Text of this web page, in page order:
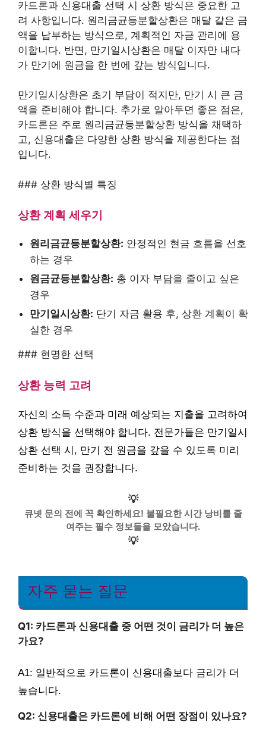
카드론과 신용대출 선택 시 상환 방식은 중요한 고
려 사항입니다. 원리금균등분할상환은 매달 같은 금
액을 납부하는 방식으로, 계획적인 자금 관리에 용
이합니다. 반면, 만기일시상환은 매달 이자만 내다
가 만기에 원금을 한 번에 갚는 방식입니다.
만기일시상환은 초기 부담이 적지만, 만기 시 큰 금
액을 준비해야 합니다. 추가로 알아두면 좋은 점은,
카드론은 주로 원리금균등분할상환 방식을 채택하
고, 신용대출은 다양한 상환 방식을 제공한다는 점
입니다.
### 상환 방식별 특징
상환 계획 세우기
원리금균등분할상환: 안정적인 현금 흐름을 선호
하는 경우
원금균등분할상환: 총 이자 부담을 줄이고 싶은
경우
만기일시상환: 단기 자금 활용 후, 상환 계획이 확
실한 경우
### 현명한 선택
상환 능력 고려
자신의 소득 수준과 미래 예상되는 지출을 고려하여
상환 방식을 선택해야 합니다. 전문가들은 만기일시
상환 선택 시, 만기 전 원금을 갚을 수 있도록 미리
준비하는 것을 권장합니다.
💡
큐넷 문의 전에 꼭 확인하세요! 불필요한 시간 낭비를 줄
여주는 필수 정보들을 모았습니다.
💡
자주 묻는 질문
Q1: 카드론과 신용대출 중 어떤 것이 금리가 더 높은
가요?
A1: 일반적으로 카드론이 신용대출보다 금리가 더
높습니다.
Q2: 신용대출은 카드론에 비해 어떤 장점이 있나요?